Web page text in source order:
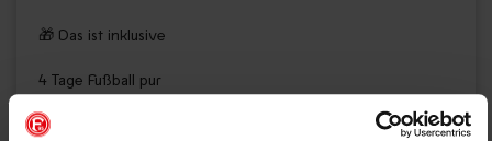
🎁 Das ist inklusive
4 Tage Fußball pur
F95-Trainingsoutfit (Trikot, Hose, Stutzen)